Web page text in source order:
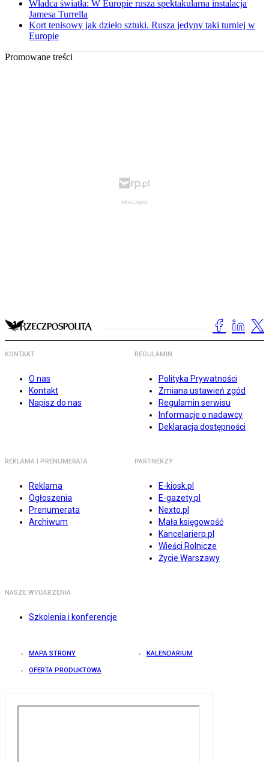
Władca światła: W Europie rusza spektakularna instalacja
Jamesa Turrella
Kort tenisowy jak dzieło sztuki. Rusza jedyny taki turniej w
Europie
Promowane treści
KONTAKT
O nas
Kontakt
Napisz do nas
REGULAMIN
Polityka Prywatności
Zmiana ustawień zgód
Regulamin serwisu
Informacje o nadawcy
Deklaracja dostępności
REKLAMA I PRENUMERATA
Reklama
Ogłoszenia
Prenumerata
Archiwum
PARTNERZY
E-kiosk.pl
E-gazety.pl
Nexto.pl
Mała księgowość
Kancelarierp.pl
Wieści Rolnicze
Życie Warszawy
NASZE WYDARZENIA
Szkolenia i konferencje
MAPA STRONY KALENDARIUM
OFERTA PRODUKTOWA